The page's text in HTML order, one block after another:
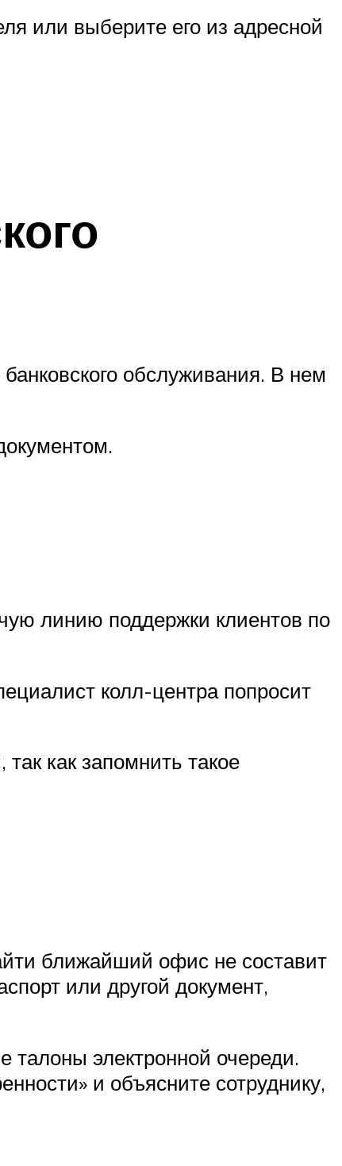
или выберите его из адресной
обслуживания. В нем
линию поддержки клиентов по
колл-центра попросит
как запомнить такое
ближайший офис не составит
или другой документ,
электронной очереди.
и объясните сотруднику,